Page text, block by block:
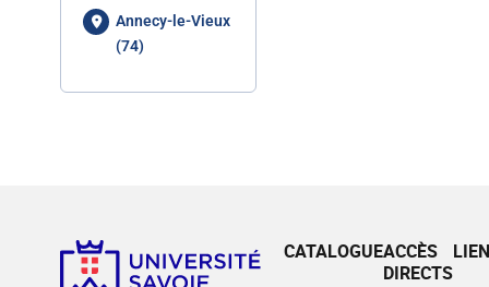
Annecy-le-Vieux
(74)
CATALOGUEACCÈS
DIRECTS